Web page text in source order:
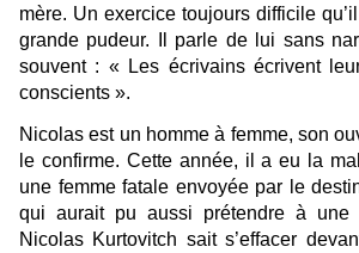
mère. Un exercice toujours difficile
grande pudeur. Il parle de lui sans
souvent : « Les écrivains écrivent
conscients ».
Nicolas est un homme à femme, son
le confirme. Cette année, il a eu la
une femme fatale envoyée par le
qui aurait pu aussi prétendre à une
Nicolas Kurtovitch sait s’effacer